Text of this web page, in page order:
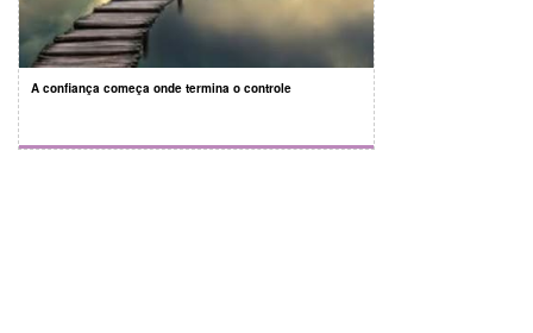
A confiança começa onde termina o controle